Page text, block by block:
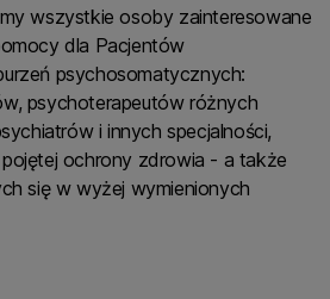
wszystkie osoby zainteresowane
dla Pacjentów
psychosomatycznych:
psychoterapeutów różnych
i innych specjalności,
ochrony zdrowia - a także
się w wyżej wymienionych